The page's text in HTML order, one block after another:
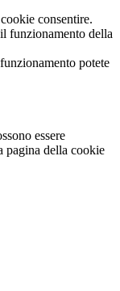
consentire.
funzionamento della
potete
essere
pagina della cookie